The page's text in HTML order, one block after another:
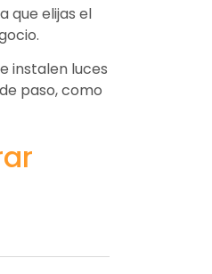
que elijas el
instalen luces
paso, como